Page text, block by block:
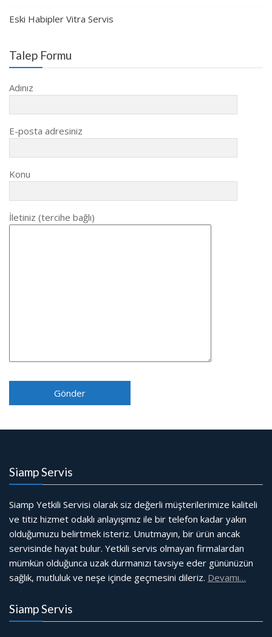
Eski Habipler Vitra Servis
Talep Formu
Adınız
E-posta adresiniz
Konu
İletiniz (tercihe bağlı)
Siamp Servis
Siamp Yetkili Servisi olarak siz değerli müşterilerimize kaliteli
ve titiz hizmet odaklı anlayışımız ile bir telefon kadar yakın
olduğumuzu belirtmek isteriz. Unutmayın, bir ürün ancak
servisinde hayat bulur. Yetkili servis olmayan firmalardan
mümkün olduğunca uzak durmanızı tavsiye eder gününüzün
sağlık, mutluluk ve neşe içinde geçmesini dileriz. Devamı…
Siamp Servis